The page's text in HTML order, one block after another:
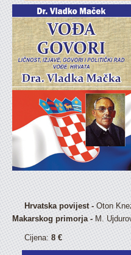
Hrvatska povijest -Oton
Makarskog primorja -M.
Cijena:8 €